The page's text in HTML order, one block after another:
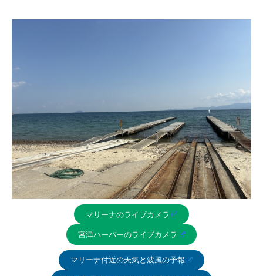
マリーナのライブカメラ
宮津ハーバーのライブカメラ
マリーナ付近の天気と波風の予報